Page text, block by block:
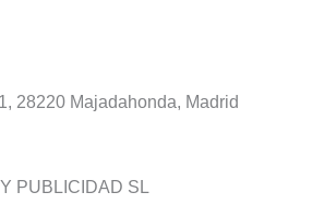
28220 Majadahonda, Madrid
PUBLICIDAD SL